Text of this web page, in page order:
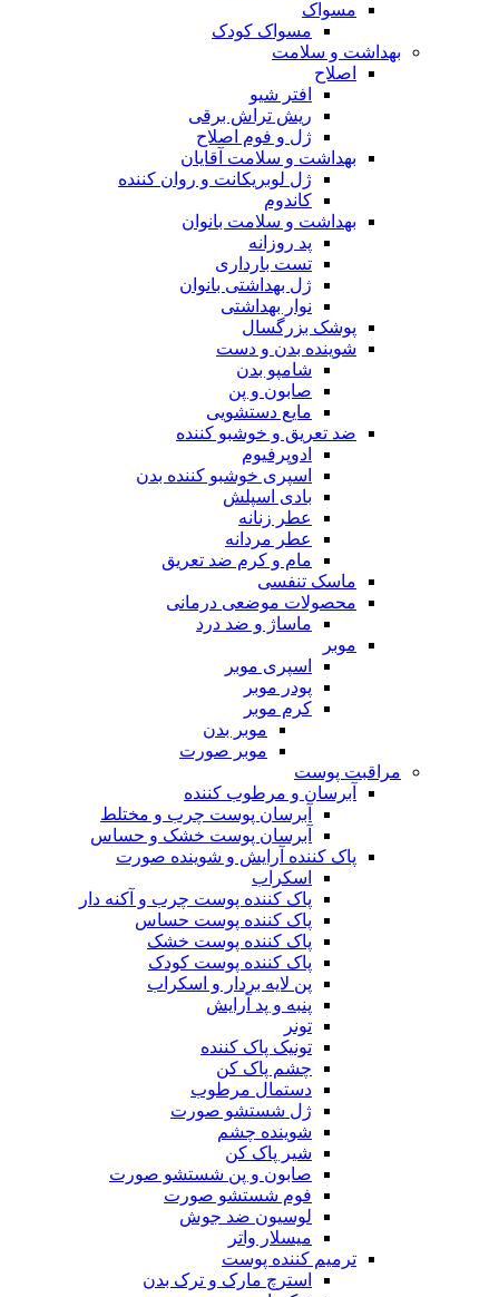
مسواک کودک
بهداشت و سلامت
ریش تراش برقی
ژل و فوم اصلاح
بهداشت و سلامت آقایان
ژل لوبریکانت و روان کننده
بهداشت و سلامت بانوان
تست بارداری
ژل بهداشتی بانوان
نوار بهداشتی
پوشک بزرگسال
شوینده بدن و دست
شامپو بدن
صابون و پن
مایع دستشویی
ضد تعریق و خوشبو کننده
اسپری خوشبو کننده بدن
بادی اسپلش
عطر زنانه
عطر مردانه
مام و کرم ضد تعریق
ماسک تنفسی
محصولات موضعی درمانی
ماساژ و ضد درد
اسپری موبر
موبر صورت
مراقبت پوست
آبرسان و مرطوب کننده
آبرسان پوست چرب و مختلط
آبرسان پوست خشک و حساس
پاک کننده آرایش و شوینده صورت
پاک کننده پوست چرب و آکنه دار
پاک کننده پوست حساس
پاک کننده پوست خشک
پاک کننده پوست کودک
پن لایه بردار و اسکراب
پنبه و پد آرایش
تونیک پاک کننده
چشم پاک کن
دستمال مرطوب
ژل شستشو صورت
شوینده چشم
شیر پاک کن
صابون و پن شستشو صورت
فوم شستشو صورت
لوسیون ضد جوش
میسلار واتر
ترمیم کننده پوست
استرچ مارک و ترک بدن